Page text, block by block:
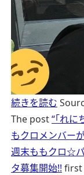
続きを読む
The post“｢れに
もクロメンバー
週末ももクロ☆
タ募集開始!! first